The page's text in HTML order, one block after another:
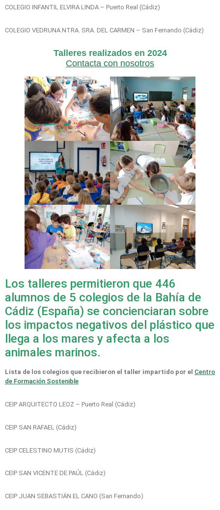
COLEGIO INFANTIL ELVIRA LINDA – Puerto Real (Cádiz)
COLEGIO VEDRUNA NTRA. SRA. DEL CARMEN – San Fernando (Cádiz)
Talleres realizados en 2024
Contacta con nosotros
Los talleres permitieron que 446
alumnos de 5 colegios de la Bahía de
Cádiz (España) se concienciaran sobre
los impactos negativos del plástico que
llega a los mares y afecta a los
animales marinos.
Lista de los colegios que recibieron el taller impartido por el Centro
de Formación Sostenible
CEIP ARQUITECTO LEOZ – Puerto Real (Cádiz)
CEIP SAN RAFAEL (Cádiz)
CEIP CELESTINO MUTIS (Cádiz)
CEIP SAN VICENTE DE PAÚL (Cádiz)
CEIP JUAN SEBASTIÁN EL CANO (San Fernando)